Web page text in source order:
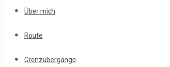
Über mich
Route
Grenzübergänge